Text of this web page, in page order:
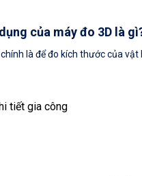
của máy đo 3D là
là để đo kích thước của vật
tiết gia công